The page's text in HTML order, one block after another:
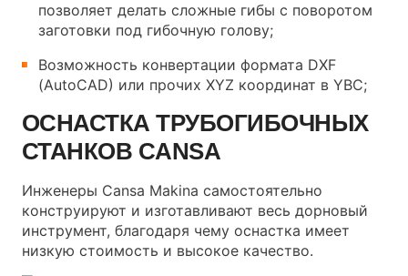
позволяет делать сложные гибы с поворотом
заготовки под гибочную голову;
Возможность конвертации формата DXF
(AutoCAD) или прочих XYZ координат в YBC;
ОСНАСТКА ТРУБОГИБОЧНЫХ
СТАНКОВ CANSA
Инженеры Cansa Makina самостоятельно
конструируют и изготавливают весь дорновый
инструмент, благодаря чему оснастка имеет
низкую стоимость и высокое качество.